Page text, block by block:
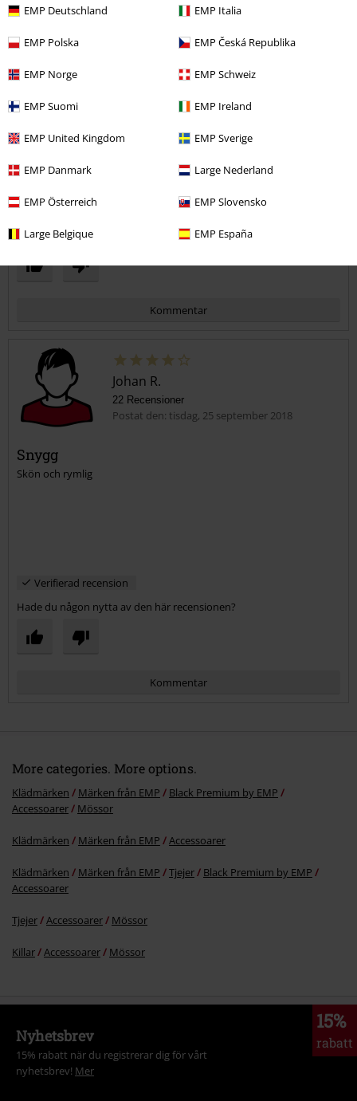
EMP Deutschland EMP Italia
EMP Polska EMP Česká Republika
EMP Norge EMP Schweiz
EMP Suomi EMP Ireland
EMP United Kingdom EMP Sverige
EMP Danmark Large Nederland
EMP Österreich EMP Slovensko
Large Belgique EMP España
Skicka kommentar
Postat den: torsdag, 18 oktober 2018
Awesome
Sitter perfekt och är hyggligt varm. Kunde tålt vind lite bättre
möjligtvis men annars riktigt skön.
Verifierad recension
Hade du någon nytta av den här recensionen?
Kommentar
Skicka kommentar
Johan R.
22 Recensioner
Postat den: tisdag, 25 september 2018
Snygg
Skön och rymlig
Verifierad recension
Hade du någon nytta av den här recensionen?
Kommentar
Skicka kommentar
More categories. More options.
Klädmärken Märken från EMP
Black Premium by EMP
Accessoarer
Mössor
Klädmärken Märken från EMP Accessoarer
Klädmärken Märken från EMP Tjejer
Black Premium by EMP
Accessoarer
Tjejer Accessoarer Mössor
Killar Accessoarer Mössor
15%
rabatt
Nyhetsbrev
15% rabatt när du registrerar dig för vårt
nyhetsbrev! Mer